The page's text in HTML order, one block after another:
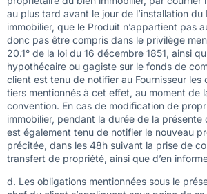
au plus tard avant le jour de l’installation
immobilier, que le Produit n’appartient pas
donc pas être compris dans le privilège
20.1° de la loi du 16 décembre 1851, ainsi
hypothécaire ou gagiste sur le fonds de
client est tenu de notifier au Fournisseur les
tiers mentionnés à cet effet, au moment de
convention. En cas de modification de
immobilier, pendant la durée de la présente
est également tenu de notifier le nouveau
précitée, dans les 48h suivant la prise de
transfert de propriété, ainsi que d’en
d. Les obligations mentionnées sous le